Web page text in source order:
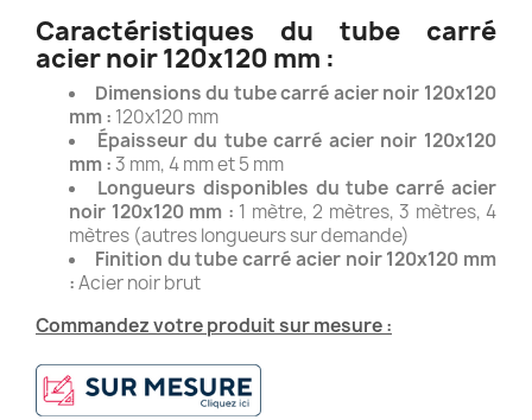
Caractéristiques du tube carré
acier noir 120x120 mm :
Dimensions du tube carré acier noir 120x120
mm : 120x120 mm
Épaisseur du tube carré acier noir 120x120
mm :3 mm, 4 mm et 5 mm
Longueurs disponibles du tube carré acier
noir 120x120 mm : 1 mètre, 2 mètres, 3 mètres, 4
mètres (autres longueurs sur demande)
Finition du tube carré acier noir 120x120 mm
:Acier noir brut
Commandez votre produit sur mesure :